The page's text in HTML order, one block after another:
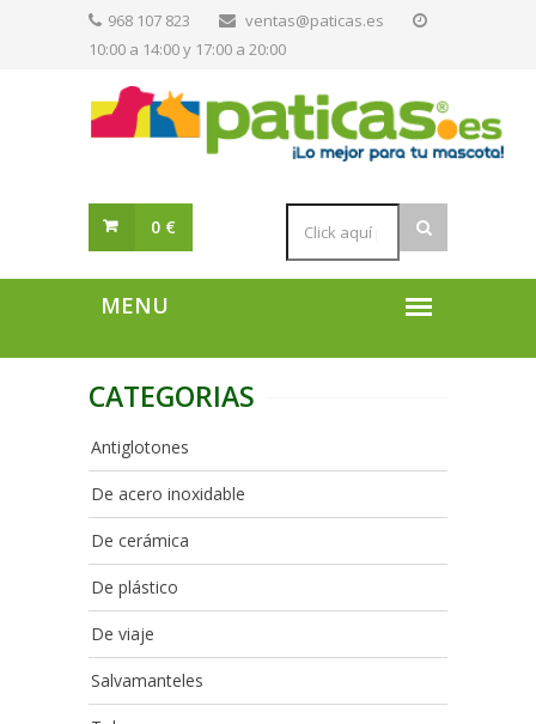
968 107 823
ventas@paticas.es
10:00 a 14:00 y 17:00 a 20:00
0 €
CATEGORIAS
Antiglotones
De acero inoxidable
De cerámica
De plástico
De viaje
Salvamanteles